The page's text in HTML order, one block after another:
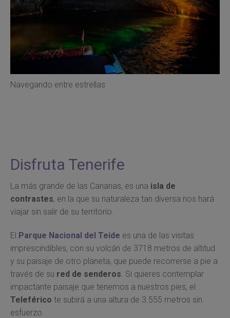
Navegando entre estrellas
Disfruta Tenerife
La más grande de las Canarias, es una isla de
contrastes, en la que su naturaleza tan diversa nos hará
viajar sin salir de su territorio.
El Parque Nacional del Teide es una de las visitas
imprescindibles, con su volcán de 3718 metros de altitud
y su paisaje de otro planeta, que puede recorrerse a pie a
través de su red de senderos. Si quieres contemplar
impactante paisaje que tenemos a nuestros pies, el
Teleférico te subirá a una altura de 3.555 metros sin
esfuerzo.